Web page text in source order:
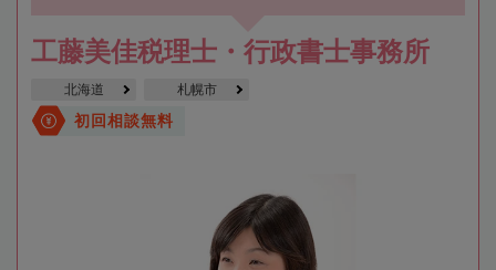
工藤美佳税理士・行政書士事務所
北海道 札幌市
初回相談無料